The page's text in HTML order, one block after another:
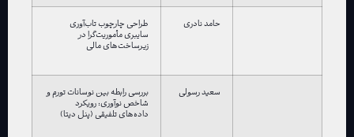
حامد نادری طراحی چارچوب تاب‌آوری
سایبری مأموریت‌گرا در
زیرساخت‌های مالی
سعید رسولی بررسی رابطه بین نوسانات تورم و
شاخص نوآوری: رویکرد
داده‌های تلفیقی (پنل دیتا)